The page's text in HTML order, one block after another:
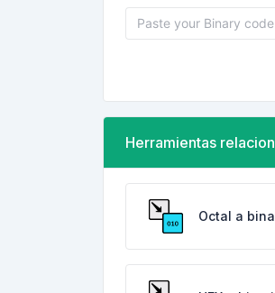
Herramientas
Octal a